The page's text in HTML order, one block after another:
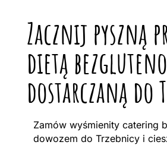
Zacznij pyszną
dietą
dostarczaną do
Zamów wyśmienity catering
dowozem do Trzebnicy i